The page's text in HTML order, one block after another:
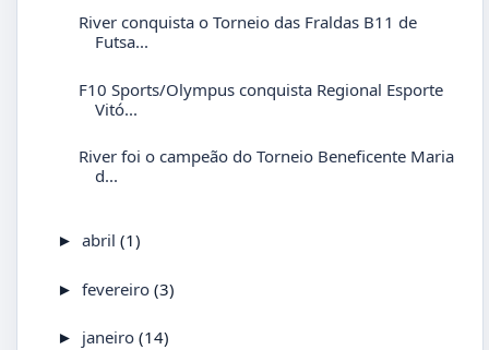
River conquista o Torneio das Fraldas B11 de
Futsa...
F10 Sports/Olympus conquista Regional Esporte
Vitó...
River foi o campeão do Torneio Beneficente Maria
d...
► abril (1)
► fevereiro (3)
► janeiro (14)